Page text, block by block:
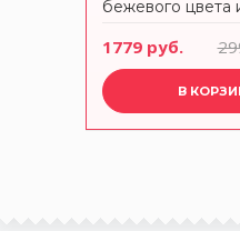
бежевого цвета
см
1779 руб.
В